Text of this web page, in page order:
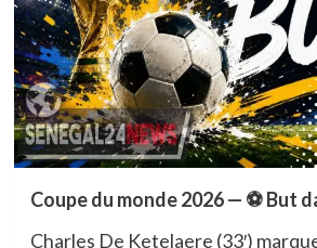
Coupe du monde 2026 — ⚽ But
Charles De Ketelaere (33′)